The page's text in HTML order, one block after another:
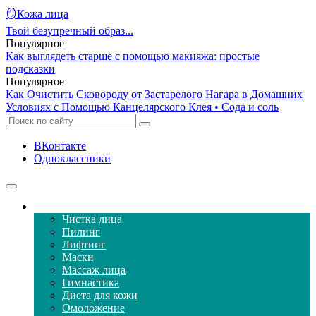
🪞Кожа лица
Твой безупречный образ...
Популярное
Как выглядеть старше с помощью макияжа: простые
подсказки
Популярное
Как Очистить Сковороду от Застарелого Нагара в Домашних
Условиях с Помощью Канцелярского Клея • Сода и соль
ВКонтакте
Одноклассники
Чистка лица
Пилинг
Лифтинг
Маски
Массаж лица
Гимнастика
Диета для кожи
Омоложение